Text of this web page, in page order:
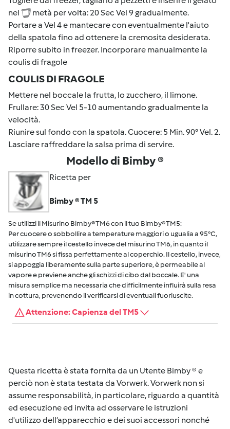
nel
metà per volta: 20 Sec Vel 9 gradualmente.
Portare a Vel 4 e mantecare con eventualmente l'aiuto
della spatola fino ad ottenere la cremosita desiderata.
Riporre subito in freezer. Incorporare manualmente la
coulis di fragole
COULIS DI FRAGOLE
Mettere nel boccale la frutta, lo zucchero, il limone.
Frullare: 30 Sec Vel 5-10 aumentando gradualmente la
velocità.
Riunire sul fondo con la spatola. Cuocere: 5 Min. 90° Vel. 2.
Lasciare raffreddare la salsa prima di servire.
Modello di Bimby ®
Ricetta per
Bimby ® TM 5
Se utilizzi il Misurino Bimby® TM6 con il tuo Bimby® TM5:
Per cuocere o sobbollire a temperature maggiori o ugualia a 95°C,
utilizzare sempre il cestello invece del misurino TM6, in quanto il
misurino TM6 si fissa perfettamente al coperchio. Il cestello, invece,
si appoggia liberamente sulla parte superiore, è permeabile al
vapore e previene anche gli schizzi di cibo dal boccale. E' una
misura semplice ma necessaria che difficilmente influirà sulla resa
in cottura, prevenendo il verificarsi di eventuali fuoriuscite.
Attenzione: Capienza del TM5
Questa ricetta è stata fornita da un Utente Bimby ® e
perciò non è stata testata da Vorwerk. Vorwerk non si
assume responsabilità, in particolare, riguardo a quantità
ed esecuzione ed invita ad osservare le istruzioni
d'utilizzo dell’apparecchio e dei suoi accessori nonché